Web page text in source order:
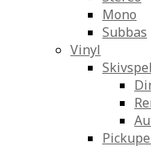
Mono
Subbas
Vinyl